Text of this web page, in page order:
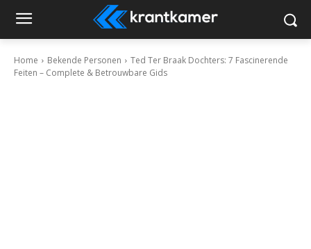
Home Bekende Personen
Ted Ter Braak Dochters: 7 Fascinerende
Feiten – Complete & Betrouwbare Gids